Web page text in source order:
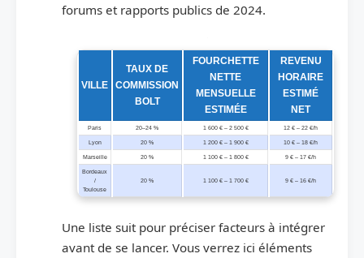
forums et rapports publics de 2024.
VILLE
TAUX DE
COMMISSION
BOLT
FOURCHETTE
NETTE
MENSUELLE
ESTIMÉE
REVENU
HORAIRE
ESTIMÉ
NET
Paris 20–24 % 1 600 € – 2 500 € 12 € – 22 €/h
Lyon 20 % 1 200 € – 1 900 € 10 € – 18 €/h
Marseille 20 % 1 100 € – 1 800 € 9 € – 17 €/h
Bordeaux
/
Toulouse
20 % 1 100 € – 1 700 € 9 € – 16 €/h
Une liste suit pour préciser facteurs à intégrer
avant de se lancer. Vous verrez ici éléments